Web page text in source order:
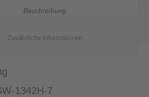
Beschreibung
Zusätzliche Informationen
1342H-7